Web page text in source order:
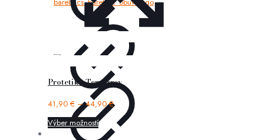
Protetika Tery grey
41,90 € –44,90€
Výber možností